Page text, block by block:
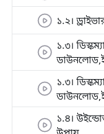
১.২।
১.৩।
১.৩।
১.৪।